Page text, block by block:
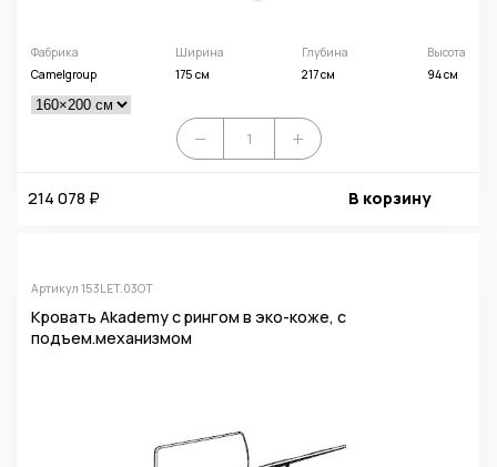
Фабрика
Camelgroup
Ширина
175 см
Глубина
217 см
Высота
94 см
214 078 ₽ В корзину
Артикул 153LET.03OT
Кровать Akademy с рингом в эко-коже, с
подъем.механизмом